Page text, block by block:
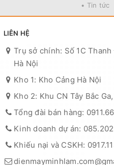
• Tin tức
LIÊN HỆ
Trụ sở chính: Số 1C
Hà Nội
Kho 1: Kho Cảng Hà Nội
Kho 2: Khu CN Tây Bắc
Tổng đài bán hàng:
Kinh doanh dự án:
Khiếu nại và CSKH: